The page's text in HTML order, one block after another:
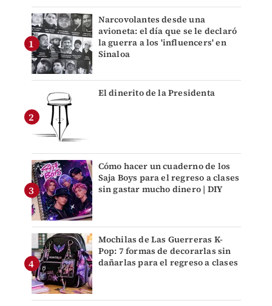
Narcovolantes desde una
avioneta: el día que se le declaró
la guerra a los 'influencers' en
Sinaloa
El dinerito de la Presidenta
Cómo hacer un cuaderno de los
Saja Boys para el regreso a clases
sin gastar mucho dinero | DIY
Mochilas de Las Guerreras K-
Pop: 7 formas de decorarlas sin
dañarlas para el regreso a clases